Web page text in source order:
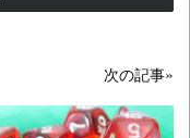
次の記事»